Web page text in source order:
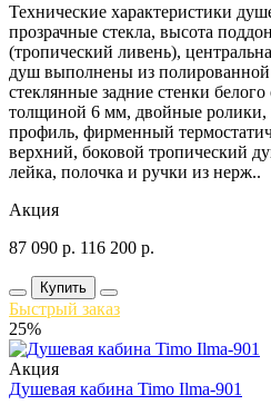
Технические характеристики
прозрачные стекла, высота
(тропический ливень),
душ выполнены из
стеклянные задние стенки
толщиной 6 мм, двойные
профиль, фирменный
верхний, боковой тропический
лейка, полочка и ручки из нерж..
Акция
87 090 р. 116 200 р.
Купить
Быстрый заказ
25%
Акция
Душевая кабина Timo Ilma-901